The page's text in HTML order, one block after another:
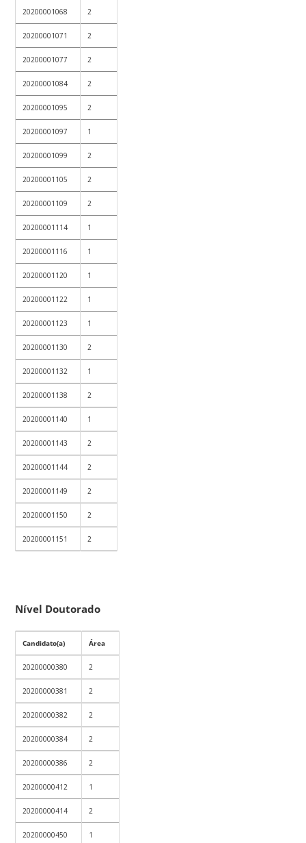
20200001068 2
20200001071 2
20200001077 2
20200001084 2
20200001095 2
20200001097 1
20200001099 2
20200001105 2
20200001109 2
20200001114 1
20200001116 1
20200001120 1
20200001122 1
20200001123 1
20200001130 2
20200001132 1
20200001138 2
20200001140 1
20200001143 2
20200001144 2
20200001149 2
20200001150 2
20200001151 2
Nível Doutorado
Candidato(a) Área
20200000380 2
20200000381 2
20200000382 2
20200000384 2
20200000386 2
20200000412 1
20200000414 2
20200000450 1